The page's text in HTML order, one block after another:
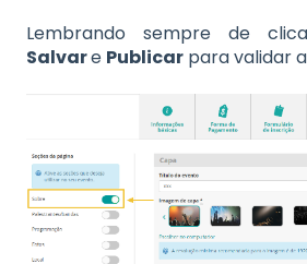
Lembrando sempre de
Salvare Publicar para validar